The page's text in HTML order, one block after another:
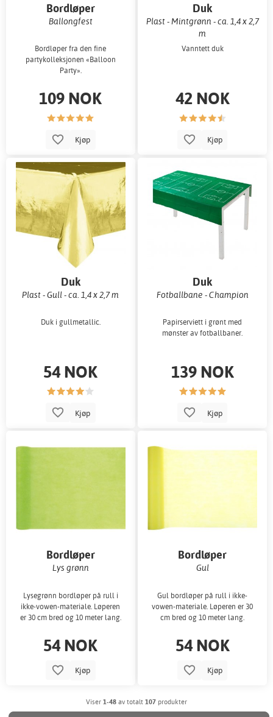
Bordløper
Ballongfest
Bordløper fra den fine
partykolleksjonen «Balloon
Party».
109 NOK
Kjøp
Duk
Plast - Mintgrønn - ca. 1,4 x 2,7
m
Vanntett duk
42 NOK
Kjøp
Duk
Plast - Gull - ca. 1,4 x 2,7 m
Duk i gullmetallic.
54 NOK
Kjøp
Duk
Fotballbane - Champion
Papirserviett i grønt med
mønster av fotballbaner.
139 NOK
Kjøp
Bordløper
Lys grønn
Lysegrønn bordløper på rull i
ikke-vowen-materiale. Løperen
er 30 cm bred og 10 meter lang.
54 NOK
Kjøp
Bordløper
Gul
Gul bordløper på rull i ikke-
vowen-materiale. Løperen er 30
cm bred og 10 meter lang.
54 NOK
Kjøp
Viser 1-48 av totalt 107 produkter